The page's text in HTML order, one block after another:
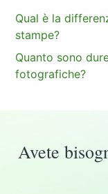
Qual è la
stampe?
Quanto sono
fotografiche?
Avete